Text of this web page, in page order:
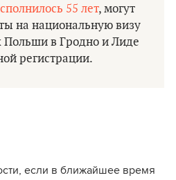
55 лет, могут
на национальную визу
Польши в Гродно и Лиде
регистрации.
если в ближайшее время